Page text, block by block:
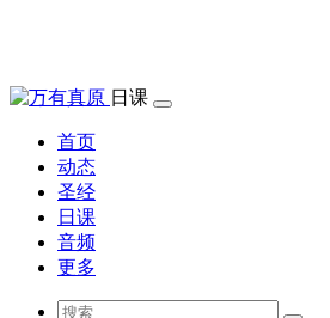
日课
首页
动态
圣经
日课
音频
更多